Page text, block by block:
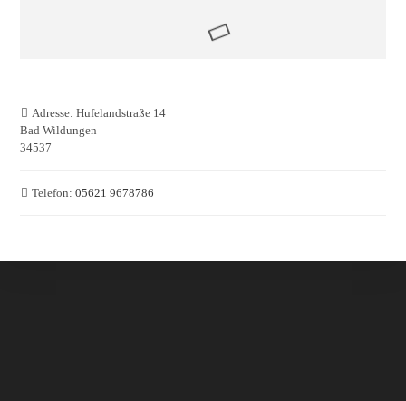
Adresse: Hufelandstraße 14
Bad Wildungen
34537
Telefon: 05621 9678786